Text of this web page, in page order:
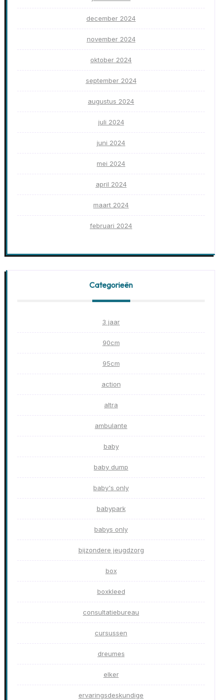
december 2024
november 2024
oktober 2024
september 2024
augustus 2024
juli 2024
juni 2024
mei 2024
april 2024
maart 2024
februari 2024
Categorieën
3 jaar
90cm
95cm
action
altra
ambulante
baby
baby dump
baby's only
babypark
babys only
bijzondere jeugdzorg
box
boxkleed
consultatiebureau
cursussen
dreumes
elker
ervaringsdeskundige